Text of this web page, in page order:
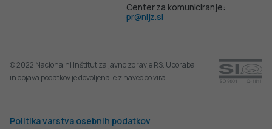
Center za komuniciranje:
pr@nijz.si
Politika varstva osebnih podatkov
© 2022 Nacionalni Inštitut za javno zdravje RS. Uporaba
in objava podatkov je dovoljena le z navedbo vira.